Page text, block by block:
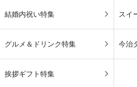
結婚内祝い特集 スイ
グルメ＆ドリンク特集 今治
挨拶ギフト特集